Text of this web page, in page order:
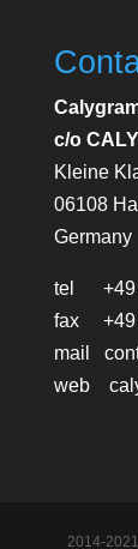
c/o
Kleine
06108
Germany
tel +49
fax +49
mail
web
2014-